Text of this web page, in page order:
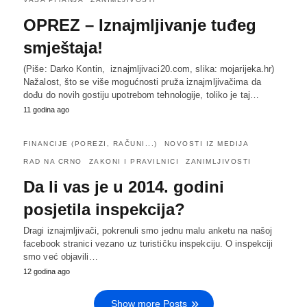
OPREZ – Iznajmljivanje tuđeg
smještaja!
(Piše: Darko Kontin, iznajmljivaci20.com, slika: mojarijeka.hr)
Nažalost, što se više mogućnosti pruža iznajmljivačima da
dođu do novih gostiju upotrebom tehnologije, toliko je taj…
11 godina ago
FINANCIJE (POREZI, RAČUNI...) NOVOSTI IZ MEDIJA
RAD NA CRNO ZAKONI I PRAVILNICI ZANIMLJIVOSTI
Da li vas je u 2014. godini
posjetila inspekcija?
Dragi iznajmljivači, pokrenuli smo jednu malu anketu na našoj
facebook stranici vezano uz turističku inspekciju. O inspekciji
smo već objavili…
12 godina ago
Show more Posts